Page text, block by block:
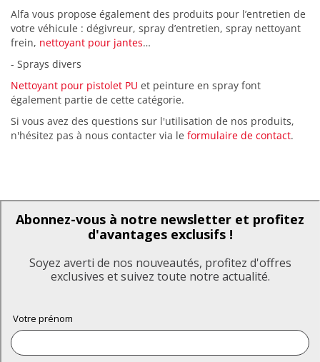
Alfa vous propose également des produits pour l’entretien de
votre véhicule : dégivreur, spray d’entretien, spray nettoyant
frein, nettoyant pour jantes…
- Sprays divers
Nettoyant pour pistolet PU et peinture en spray font
également partie de cette catégorie.
Si vous avez des questions sur l'utilisation de nos produits,
n'hésitez pas à nous contacter via le formulaire de contact.